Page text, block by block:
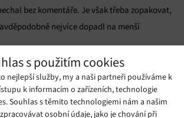
s použitím cookies
nejlepší služby, my a naši partneři používáme k
k informacím o zařízeních, technologie
Souhlas s těmito technologiemi nám a našim
osobní údaje, jako je chování při
bez komentáře. Je však třeba zopakovat,
nejvíce dopadl na menší
se vám líbit